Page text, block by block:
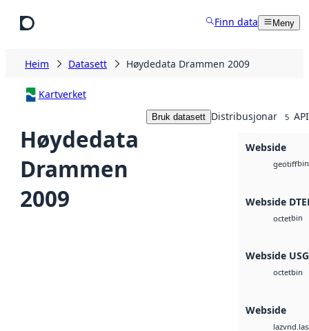
Finn data Meny
Heim Datasett Høydedata Drammen 2009
Kartverket
Høydedata
Drammen
2009
Bruk datasett Distribusjonar 5
Webside
geotiffbin
Webside
octetbin
Webside
octetbin
Webside
laz